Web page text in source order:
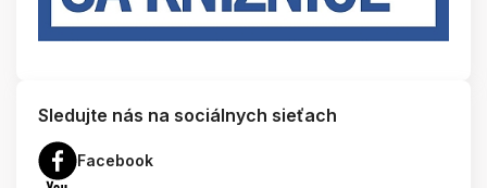
Sledujte nás na sociálnych sieťach
Facebook